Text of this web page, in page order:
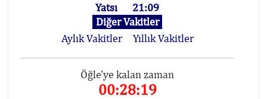
Yatsı
21:09
Diğer Vakitler
Aylık Vakitler
Yıllık Vakitler
Öğle'ye kalan zaman
00:28:19